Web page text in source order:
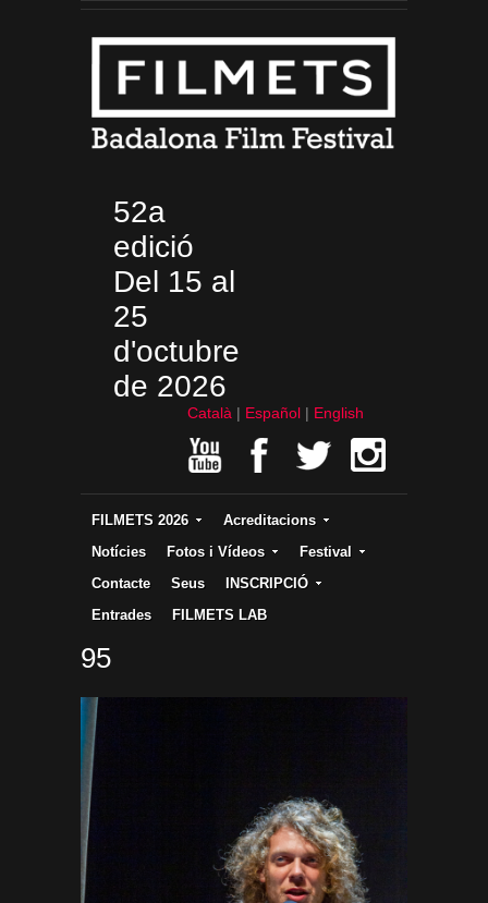
52a
edició
Del 15 al
25
d'octubre
de 2026
Català Español English
FILMETS 2026
Acreditacions
Notícies
Fotos i Vídeos
Festival
Contacte
Seus
INSCRIPCIÓ
Entrades
FILMETS LAB
95